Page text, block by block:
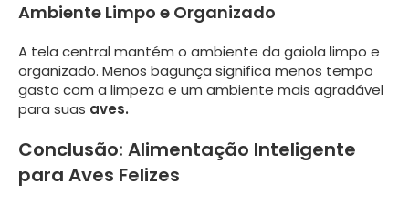
Ambiente Limpo e Organizado
A tela central mantém o ambiente da gaiola limpo e
organizado. Menos bagunça significa menos tempo
gasto com a limpeza e um ambiente mais agradável
para suas aves.
Conclusão: Alimentação Inteligente
para Aves Felizes